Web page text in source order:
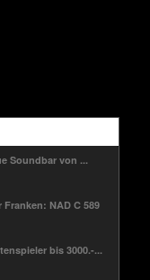
Soundbar von ...
NAD C 589
bis 3000.-...